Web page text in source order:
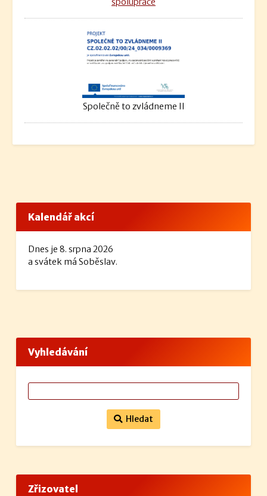
Společně to zvládneme II
Kalendář akcí
Dnes je 8. srpna 2026
a svátek má Soběslav.
Vyhledávání
Hledat
Zřizovatel